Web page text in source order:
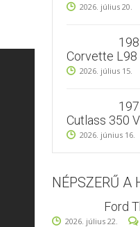
2026. július 20.
Corvette L98
2026. július 15.
Cutlass 350
2026. június 16.
NÉPSZERŰ A
Ford
2026. július 22.